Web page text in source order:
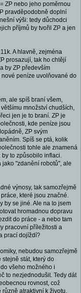
ZP nebo jeho poměrnou
pravděpodobně doplní
výši: tedy důchodci
příjmů by tvořil ZP a jen
A hlavně, zejména
prosazují, tak ho chtějí
by ZP především
peníze uvolňované do
ale spíš braní všem,
množství chudších,
jen je to braní. ZP je
kde peníze jsou
ZP svým
Spíš se ptá, kolik
tohle ale znamená
to způsobilo inflaci.
"zdanění robotů", ale
výnosy, tak samozřejmě
které jsou značné.
by se jiné. Ale na to jsem
hromadnou dopravu
do práce - a nebo tam
pracovní příležitosti a
prací dojíždí?
nebudou samozřejmě
stejně stát, který do
všeho možného i
to nezjednodušit. Tedy dát
rovnost, což
atraktivní k životu,